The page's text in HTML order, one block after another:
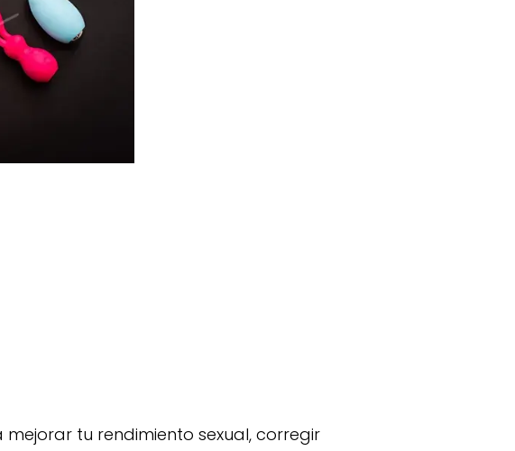
tu rendimiento sexual, corregir